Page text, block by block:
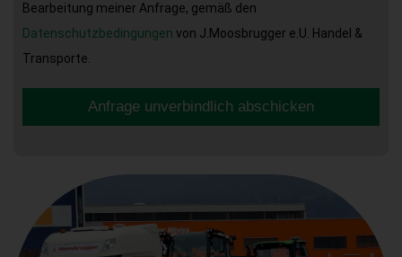
Bearbeitung meiner Anfrage, gemäß den
Datenschutzbedingungen von J.Moosbrugger e.U. Handel &
Transporte.
Anfrage unverbindlich abschicken